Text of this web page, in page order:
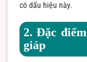
có dấu hiệu này.
2. Đặc
giáp